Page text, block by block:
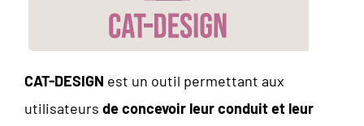
CAT-DESIGN est un outil permettant aux
utilisateurs de concevoir leur conduit et leur